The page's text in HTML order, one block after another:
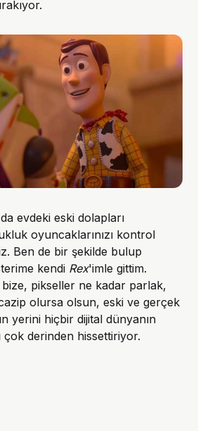
evdeki eski dolapları
oyuncaklarınızı kontrol
Ben de bir şekilde bulup
kendi Rex'imle gittim.
pikseller ne kadar parlak,
olursa olsun, eski ve gerçek
yerini hiçbir dijital dünyanın
çok derinden hissettiriyor.